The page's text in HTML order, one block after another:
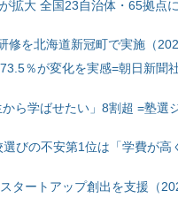
拡大 全国23自治体・65拠点
を北海道新冠町で実施（
％が変化を実感=朝日新聞
ら学ばせたい」8割超 =塾選
びの不安第1位は「学費が高
タートアップ創出を支援（